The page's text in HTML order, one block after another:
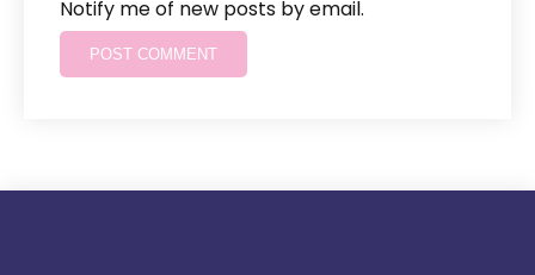
Notify me of new posts by email.